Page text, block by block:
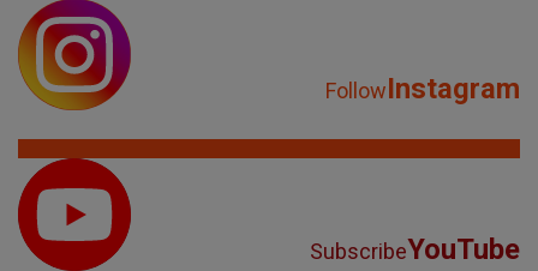
FollowInstagram
SubscribeYouTube